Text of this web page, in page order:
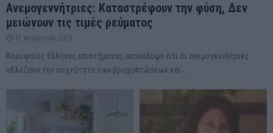
Ανεμογεννήτριες: Καταστρέφουν την φύση, Δεν
μειώνουν τις τιμές ρεύματος
17 Αυγούστου 2024
Κορυφαίος έλληνας επιστήμονας αποκάλυψε ότι οι ανεμογεννήτριες
αλλάζουν την συχνότητα των βροχοπτώσεων και...